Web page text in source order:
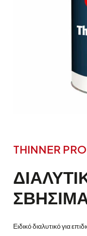
THINNER
Ειδικό διαλυτικό για